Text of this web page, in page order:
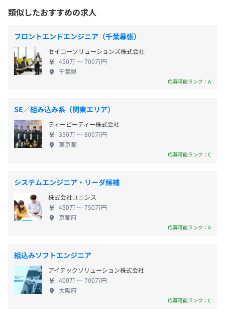
（多国籍メンバー）
会社全体……PM4名、PL3名、一般エンジニア23名（、非
エンジニア社員4名、社長）
技術部門は3チームに分かれており、一部チームでは兼任
もあります。
また、複数チームが協働する場面も多いです。
屋内原則禁煙（喫煙室あり）
JR東海道線・名鉄三河線「刈谷駅」南口より徒歩5分
・完全週休2日 ただし祝日は営業日です。
・年間休日約121日～123日（曜日の並び等により変動）
・年末年始休暇（約10連休）
・法定年次有給休暇：入社時に最大10日付与,勤務年数に
応じ有休増加、上限20日
・その他：慶弔休暇・産前産後休暇・育児休暇・介護休
暇 それぞれ完備、希望する該当者は全員取得実績あり
・通勤手当 定期代実費支給（上限月額25,000円）
・出張手当 当社規定のとおり支給
・県外から応募の方に、３ヶ月間の滞在が可能なマンスリ
年1回（4月）能力に応じて決定
おります。 ■特徴 設立時より一貫して、外国籍の
方であっても日本語で業務遂行可能であれば差別・
偏見なく日本人と同等の基準で採用してまいりまし
た。代表以外の創業メンバーが中国籍であるという
こともあり、現在は外国籍の従業員は約半数を占め
ております。 また、海外製ソフトウェア（検査自
動化ツール）の販売に関するプロジェクトでは開発
あり、国際的な活躍を目指せる環境です。 ■求職者
の方へ向けたアピールポイント 【エンジニア主
体、成長できる環境】 経営者がエンジニア出身の
ため、技術を軽視することはありません。実務経験
豊富な方にとっては優秀なPM・PLが、新卒や経験の
案件を含む、各自の能力に応じた適切な難易度の業
務をお任せするため、技術者として成長できます。
【若手エンジニア活躍中】 PM・PLは全員30代
後半～40代前半、一般職エンジニアはほとんどが20
ます。 【ワークライフバランスを重視】 経営
者・管理職ともに、社員とその家族の健康的な生活
を何より重要視しております。 フレックス制、休暇
を取得しやすい社風のため、子育てなど家庭の都合
類似したおすすめの求人
フロントエンドエンジニア（千葉幕張）
セイコーソリューションズ株式会社
450万 〜 700万円
千葉県
応募可能ランク：A
SE／組み込み系（関東エリア）
ディーピーティー株式会社
350万 〜 800万円
東京都
応募可能ランク：C
システムエンジニア・リーダ候補
株式会社ユニシス
450万 〜 750万円
京都府
応募可能ランク：A
組込みソフトエンジニア
アイテックソリューション株式会社
400万 〜 700万円
大阪府
応募可能ランク：C